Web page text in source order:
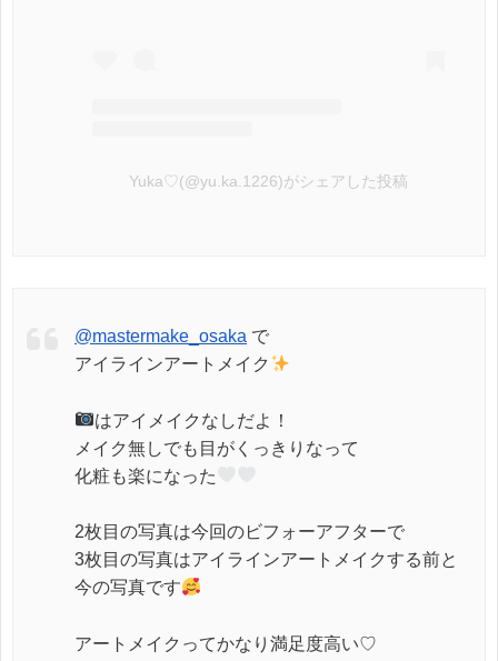
Yuka♡(@yu.ka.1226)がシェアした投稿
@mastermake_osaka で
アイラインアートメイク
はアイメイクなしだよ！
メイク無しでも目がくっきりなって
化粧も楽になった
2枚目の写真は今回のビフォーアフターで
3枚目の写真はアイラインアートメイクする前と
今の写真です
アートメイクってかなり満足度高い♡